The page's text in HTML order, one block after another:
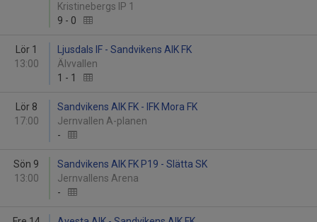
Kristinebergs IP 1
9 - 0
Lör 1
13:00
Ljusdals IF - Sandvikens AIK FK
Älvvallen
1 - 1
Lör 8
17:00
Sandvikens AIK FK - IFK Mora FK
Jernvallen A-planen
-
Sön 9
13:00
Sandvikens AIK FK P19 - Slätta SK
Jernvallens Arena
-